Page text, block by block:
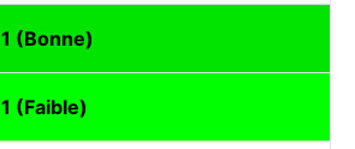
1 (Bonne)
1 (Faible)